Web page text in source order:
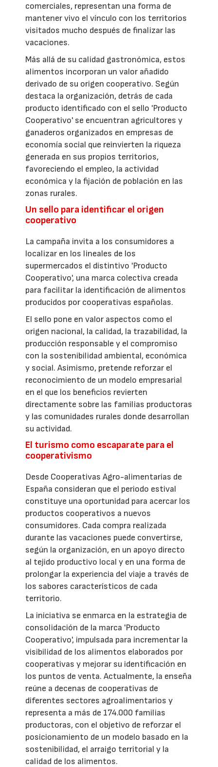
comerciales, representan una forma de
mantener vivo el vínculo con los territorios
visitados mucho después de finalizar las
vacaciones.
Más allá de su calidad gastronómica, estos
alimentos incorporan un valor añadido
derivado de su origen cooperativo. Según
destaca la organización, detrás de cada
producto identificado con el sello 'Producto
Cooperativo' se encuentran agricultores y
ganaderos organizados en empresas de
economía social que reinvierten la riqueza
generada en sus propios territorios,
favoreciendo el empleo, la actividad
económica y la fijación de población en las
zonas rurales.
Un sello para identificar el origen
cooperativo
La campaña invita a los consumidores a
localizar en los lineales de los
supermercados el distintivo 'Producto
Cooperativo', una marca colectiva creada
para facilitar la identificación de alimentos
producidos por cooperativas españolas.
El sello pone en valor aspectos como el
origen nacional, la calidad, la trazabilidad, la
producción responsable y el compromiso
con la sostenibilidad ambiental, económica
y social. Asimismo, pretende reforzar el
reconocimiento de un modelo empresarial
en el que los beneficios revierten
directamente sobre las familias productoras
y las comunidades rurales donde desarrollan
su actividad.
El turismo como escaparate para el
cooperativismo
Desde Cooperativas Agro-alimentarias de
España consideran que el periodo estival
constituye una oportunidad para acercar los
productos cooperativos a nuevos
consumidores. Cada compra realizada
durante las vacaciones puede convertirse,
según la organización, en un apoyo directo
al tejido productivo local y en una forma de
prolongar la experiencia del viaje a través de
los sabores característicos de cada
territorio.
La iniciativa se enmarca en la estrategia de
consolidación de la marca 'Producto
Cooperativo', impulsada para incrementar la
visibilidad de los alimentos elaborados por
cooperativas y mejorar su identificación en
los puntos de venta. Actualmente, la enseña
reúne a decenas de cooperativas de
diferentes sectores agroalimentarios y
representa a más de 174.000 familias
productoras, con el objetivo de reforzar el
posicionamiento de un modelo basado en la
sostenibilidad, el arraigo territorial y la
calidad de los alimentos.